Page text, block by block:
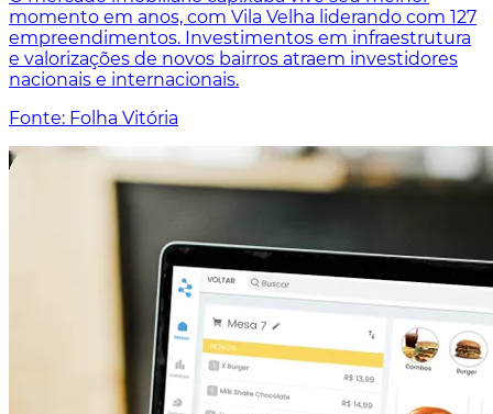
momento em anos, com Vila Velha liderando com 127
empreendimentos. Investimentos em infraestrutura
e valorizações de novos bairros atraem investidores
nacionais e internacionais.
Fonte: Folha Vitória